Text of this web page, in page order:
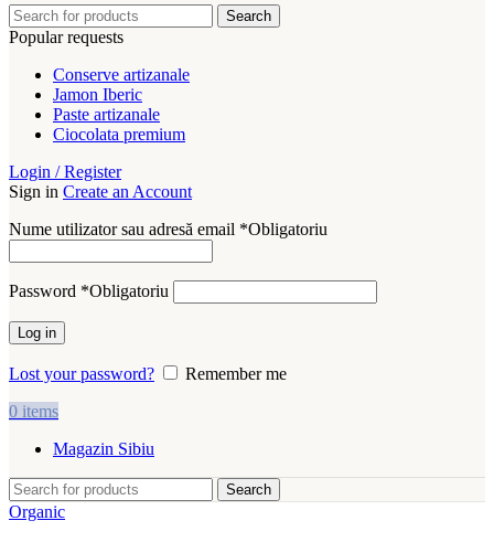
Search
Popular requests
Conserve artizanale
Jamon Iberic
Paste artizanale
Ciocolata premium
Login / Register
Sign in Create an Account
Nume utilizator sau adresă email *Obligatoriu
Password *Obligatoriu
Log in
Lost your password?
Remember me
0 items
Magazin Sibiu
Search
Organic